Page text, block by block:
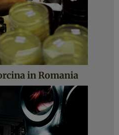
in Romania